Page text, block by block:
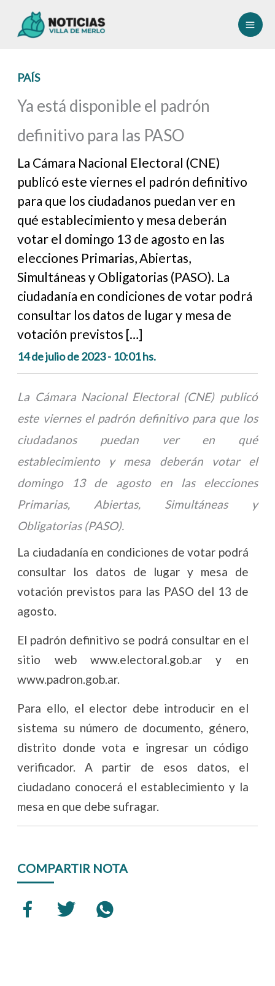
PAÍS
Ya está disponible el padrón
definitivo para las PASO
La Cámara Nacional Electoral (CNE)
publicó este viernes el padrón definitivo
para que los ciudadanos puedan ver en
qué establecimiento y mesa deberán
votar el domingo 13 de agosto en las
elecciones Primarias, Abiertas,
Simultáneas y Obligatorias (PASO). La
ciudadanía en condiciones de votar podrá
consultar los datos de lugar y mesa de
votación previstos […]
14 de julio de 2023 - 10:01 hs.
La Cámara Nacional Electoral (CNE) publicó
este viernes el padrón definitivo para que los
ciudadanos puedan ver en qué
establecimiento y mesa deberán votar el
domingo 13 de agosto en las elecciones
Primarias, Abiertas, Simultáneas y
Obligatorias (PASO).
La ciudadanía en condiciones de votar podrá
consultar los datos de lugar y mesa de
votación previstos para las PASO del 13 de
agosto.
El padrón definitivo se podrá consultar en el
sitio web www.electoral.gob.ar y en
www.padron.gob.ar.
Para ello, el elector debe introducir en el
sistema su número de documento, género,
distrito donde vota e ingresar un código
verificador. A partir de esos datos, el
ciudadano conocerá el establecimiento y la
mesa en que debe sufragar.
COMPARTIR NOTA